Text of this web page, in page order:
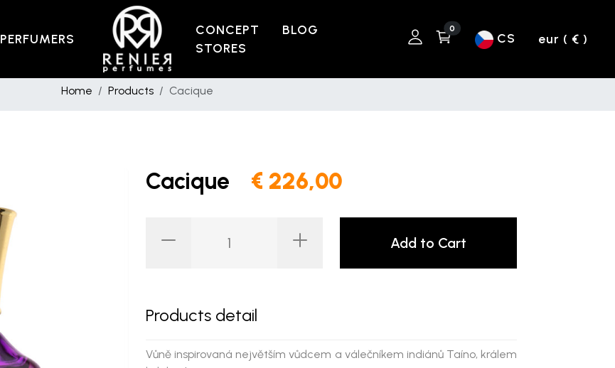
PERFUMERS
CONCEPT
BLOG
STORES
0
CS eur ( € )
Home Products Cacique
Cacique € 226,00
Add to Cart
Products detail
Vůně inspirovaná největším vůdcem a válečníkem indiánů Taíno, králem